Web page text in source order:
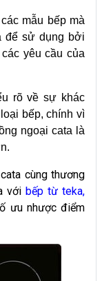
mẫu bếp mà
để sử dụng bởi
yêu cầu của
rõ về sự khác
bếp, chính vì
ngoại cata là
cùng thương
vớibếp từ teka,
ưu nhược điểm